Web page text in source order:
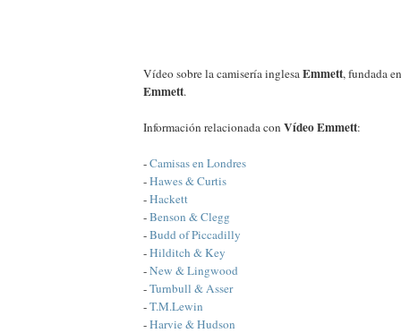
Vídeo sobre la camisería inglesaEmmett, fundada
Emmett.
Información relacionada con Vídeo Emmett:
-Camisas en Londres
-Hawes & Curtis
-Hackett
-Benson & Clegg
-Budd of Piccadilly
-Hilditch & Key
-New & Lingwood
-Turnbull & Asser
-T.M.Lewin
-Harvie & Hudson